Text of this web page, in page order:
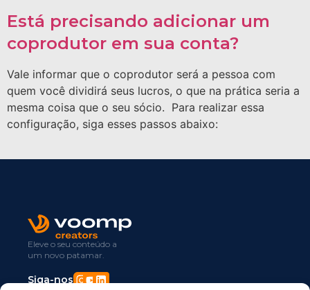
Está precisando adicionar um
coprodutor em sua conta?
Vale informar que o coprodutor será a pessoa com
quem você dividirá seus lucros, o que na prática seria a
mesma coisa que o seu sócio. Para realizar essa
configuração, siga esses passos abaixo:
Eleve o seu conteúdo a
um novo patamar.
Siga-nos